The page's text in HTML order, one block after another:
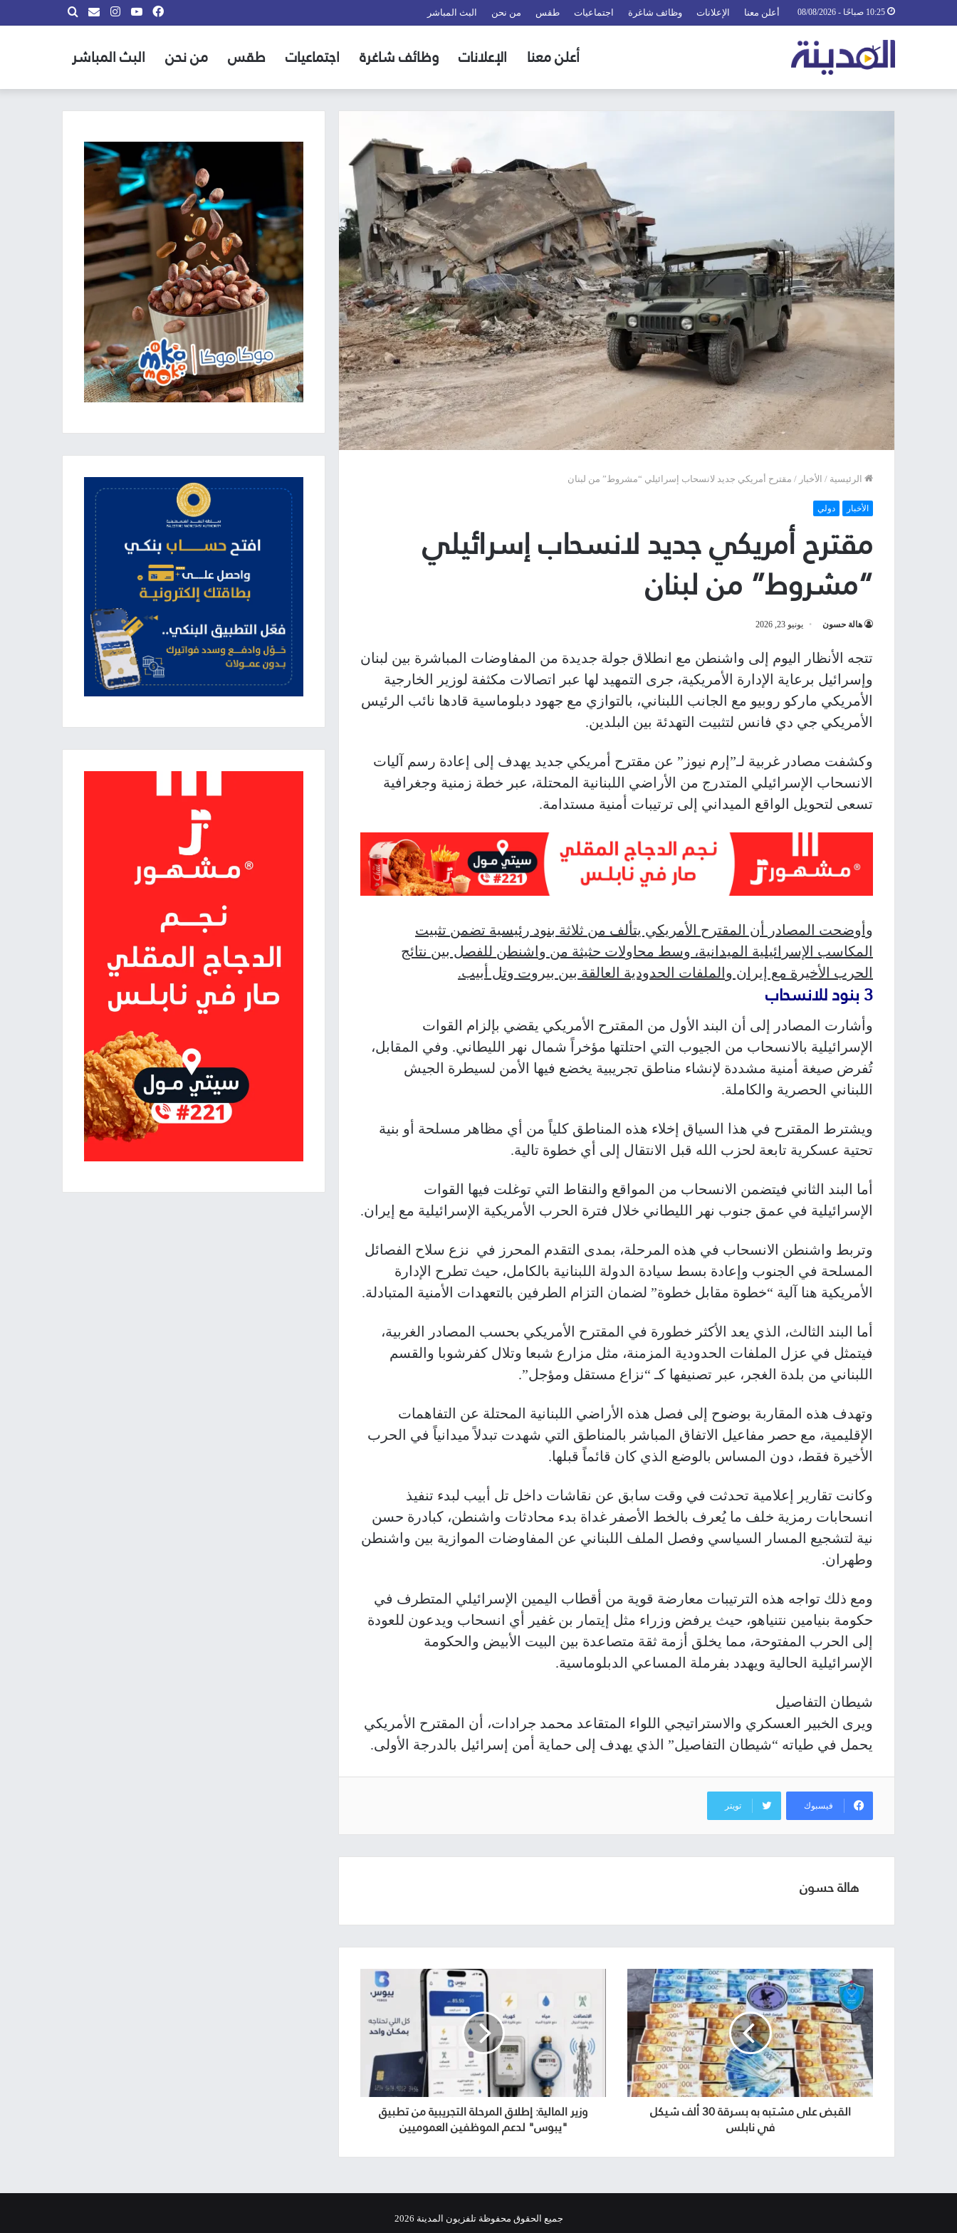
أعلن معنا الإعلانات وظائف شاغرة اجتماعيات طقس من نحن البث المباشر بحث
info@almadina.tvانستقراميوتيوب
فيسبوك
أعلن معنا الإعلانات وظائف شاغرة اجتماعيات طقس من نحن البث المباشر
الرئيسية / الأخبار / مقترح أمريكي جديد لانسحاب إسرائيلي “مشروط” من لبنان
الأخبار دولي
مقترح أمريكي جديد لانسحاب إسرائيلي
“مشروط” من لبنان
هالة حسون يونيو 23, 2026
تتجه الأنظار اليوم إلى واشنطن مع انطلاق جولة جديدة من المفاوضات المباشرة بين لبنان
وإسرائيل برعاية الإدارة الأمريكية، جرى التمهيد لها عبر اتصالات مكثفة لوزير الخارجية
الأمريكي ماركو روبيو مع الجانب اللبناني، بالتوازي مع جهود دبلوماسية قادها نائب الرئيس
الأمريكي جي دي فانس لتثبيت التهدئة بين البلدين.
وكشفت مصادر غربية لـ”إرم نيوز” عن مقترح أمريكي جديد يهدف إلى إعادة رسم آليات
الانسحاب الإسرائيلي المتدرج من الأراضي اللبنانية المحتلة، عبر خطة زمنية وجغرافية
تسعى لتحويل الواقع الميداني إلى ترتيبات أمنية مستدامة.
وأوضحت المصادر أن المقترح الأمريكي يتألف من ثلاثة بنود رئيسية تضمن تثبيت
المكاسب الإسرائيلية الميدانية، وسط محاولات حثيثة من واشنطن للفصل بين نتائج
الحرب الأخيرة مع إيران والملفات الحدودية العالقة بين بيروت وتل أبيب.
3 بنود للانسحاب
وأشارت المصادر إلى أن البند الأول من المقترح الأمريكي يقضي بإلزام القوات
الإسرائيلية بالانسحاب من الجيوب التي احتلتها مؤخراً شمال نهر الليطاني. وفي المقابل،
تُفرض صيغة أمنية مشددة لإنشاء مناطق تجريبية يخضع فيها الأمن لسيطرة الجيش
اللبناني الحصرية والكاملة.
ويشترط المقترح في هذا السياق إخلاء هذه المناطق كلياً من أي مظاهر مسلحة أو بنية
تحتية عسكرية تابعة لحزب الله قبل الانتقال إلى أي خطوة تالية.
أما البند الثاني فيتضمن الانسحاب من المواقع والنقاط التي توغلت فيها القوات
الإسرائيلية في عمق جنوب نهر الليطاني خلال فترة الحرب الأمريكية الإسرائيلية مع إيران.
وتربط واشنطن الانسحاب في هذه المرحلة، بمدى التقدم المحرز في نزع سلاح الفصائل
المسلحة في الجنوب وإعادة بسط سيادة الدولة اللبنانية بالكامل، حيث تطرح الإدارة
الأمريكية هنا آلية “خطوة مقابل خطوة” لضمان التزام الطرفين بالتعهدات الأمنية المتبادلة.
أما البند الثالث، الذي يعد الأكثر خطورة في المقترح الأمريكي بحسب المصادر الغربية،
فيتمثل في عزل الملفات الحدودية المزمنة، مثل مزارع شبعا وتلال كفرشوبا والقسم
اللبناني من بلدة الغجر، عبر تصنيفها كـ “نزاع مستقل ومؤجل”.
وتهدف هذه المقاربة بوضوح إلى فصل هذه الأراضي اللبنانية المحتلة عن التفاهمات
الإقليمية، مع حصر مفاعيل الاتفاق المباشر بالمناطق التي شهدت تبدلاً ميدانياً في الحرب
الأخيرة فقط، دون المساس بالوضع الذي كان قائماً قبلها.
وكانت تقارير إعلامية تحدثت في وقت سابق عن نقاشات داخل تل أبيب لبدء تنفيذ
انسحابات رمزية خلف ما يُعرف بالخط الأصفر غداة بدء محادثات واشنطن، كبادرة حسن
نية لتشجيع المسار السياسي وفصل الملف اللبناني عن المفاوضات الموازية بين واشنطن
وطهران.
ومع ذلك تواجه هذه الترتيبات معارضة قوية من أقطاب اليمين الإسرائيلي المتطرف في
حكومة بنيامين نتنياهو، حيث يرفض وزراء مثل إيتمار بن غفير أي انسحاب ويدعون للعودة
إلى الحرب المفتوحة، مما يخلق أزمة ثقة متصاعدة بين البيت الأبيض والحكومة
الإسرائيلية الحالية ويهدد بفرملة المساعي الدبلوماسية.
شيطان التفاصيل
ويرى الخبير العسكري والاستراتيجي اللواء المتقاعد محمد جرادات، أن المقترح الأمريكي
يحمل في طياته “شيطان التفاصيل” الذي يهدف إلى حماية أمن إسرائيل بالدرجة الأولى.
فيسبوك تويتر
هالة حسون
القبض على مشتبه به بسرقة 30 ألف شيكل
في نابلس
وزير المالية: إطلاق المرحلة التجريبية من تطبيق
"يبوس" لدعم الموظفين العموميين
جميع الحقوق محفوظة تلفزيون المدينة 2026